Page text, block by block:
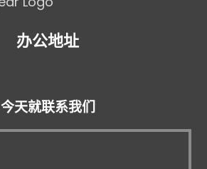
办公地址
今天就联系我们